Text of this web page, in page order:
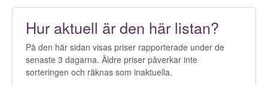
Hur aktuell är den här listan?
På den här sidan visas priser rapporterade under de
senaste 3 dagarna. Äldre priser påverkar inte
sorteringen och räknas som inaktuella.